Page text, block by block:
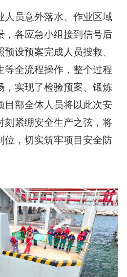
人员意外落水、作业区域
，各应急小组接到信号后
设预案完成人员搜救、
等全流程操作，整个过程
，实现了检验预案、锻炼
目部全体人员将以此次安
刻紧绷安全生产之弦，将
位，切实筑牢项目安全防